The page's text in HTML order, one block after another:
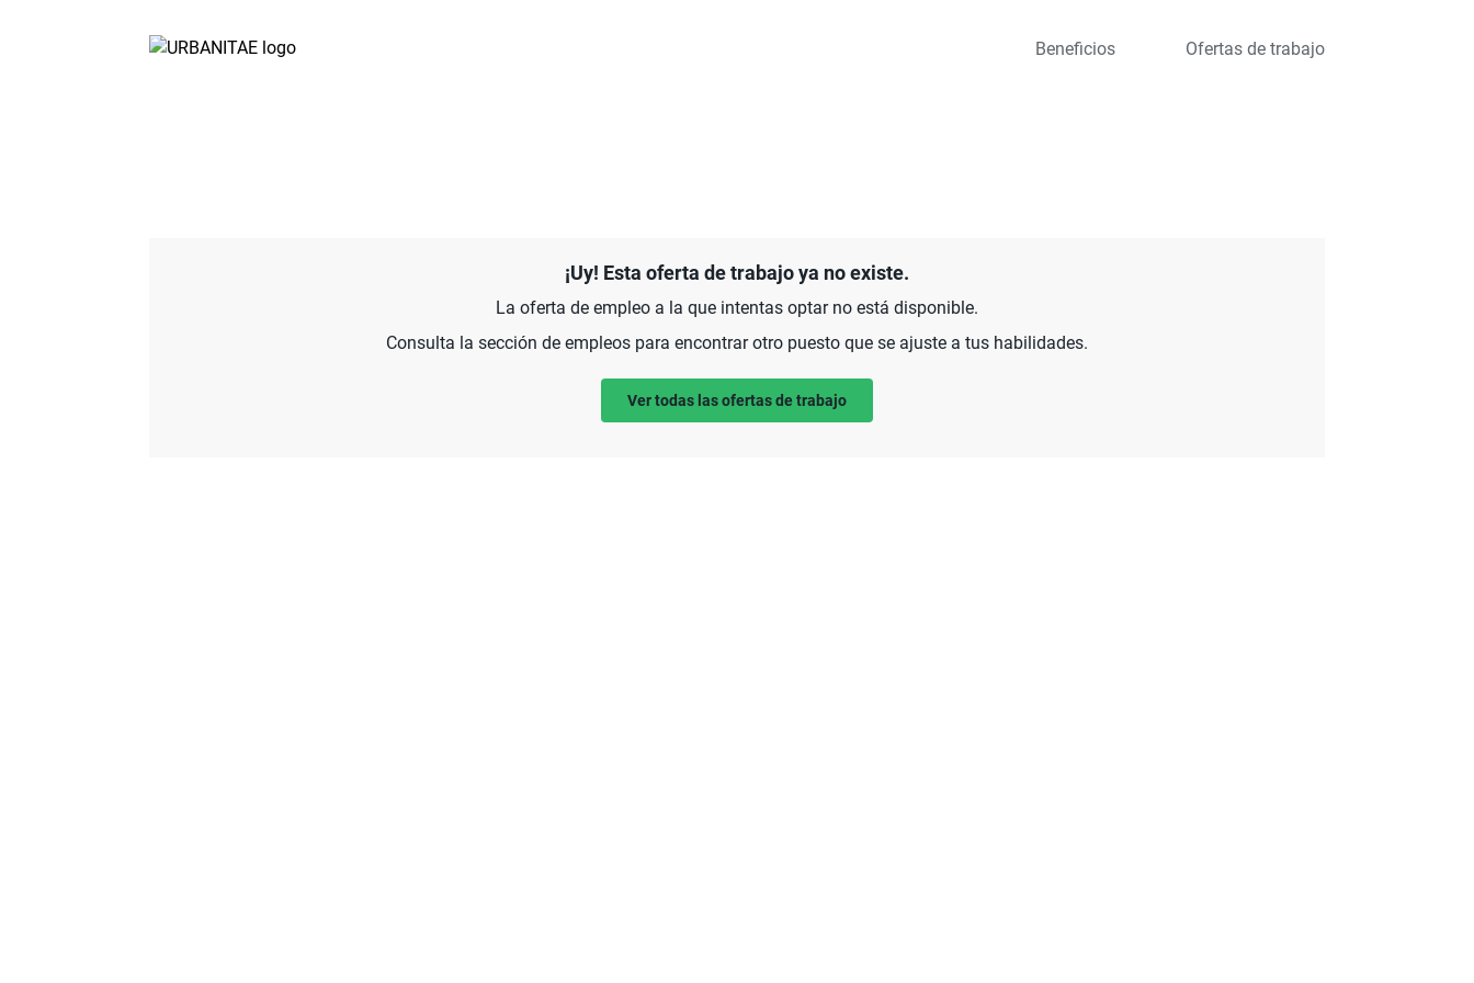
Beneficios Ofertas de trabajo
¡Uy! Esta oferta de trabajo ya no existe.
La oferta de empleo a la que intentas optar no está disponible.
Consulta la sección de empleos para encontrar otro puesto que se ajuste a tus habilidades.
Ver todas las ofertas de trabajo